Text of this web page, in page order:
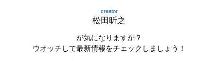
creator
松田昕之
が気になりますか？
ウオッチして最新情報をチェックしましょう！